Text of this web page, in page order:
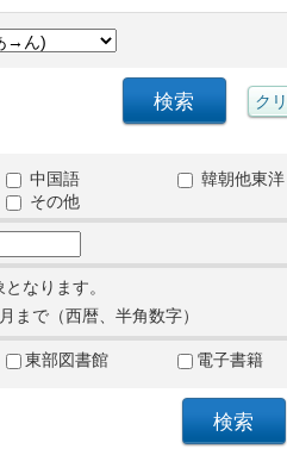
中国語 韓朝他東洋
その他
なります。
月まで（西暦、半角数字）
東部図書館 電子書籍